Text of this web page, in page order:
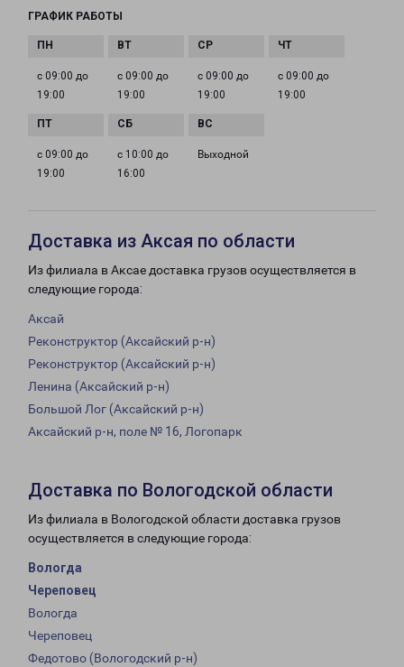
ГРАФИК РАБОТЫ
с 09:00 до
19:00
с 09:00 до
19:00
с 09:00 до
19:00
с 09:00 до
19:00
с 09:00 до
19:00
с 10:00 до
16:00
Выходной
Доставка из Аксая по области
Из филиала в Аксае доставка грузов осуществляется в
следующие города:
Аксай
Реконструктор (Аксайский р-н)
Реконструктор (Аксайский р-н)
Ленина (Аксайский р-н)
Большой Лог (Аксайский р-н)
Аксайский р-н, поле № 16, Логопарк
Доставка по Вологодской области
Из филиала в Вологодской области доставка грузов
осуществляется в следующие города:
Вологда
Череповец
Вологда
Череповец
Федотово (Вологодский р-н)